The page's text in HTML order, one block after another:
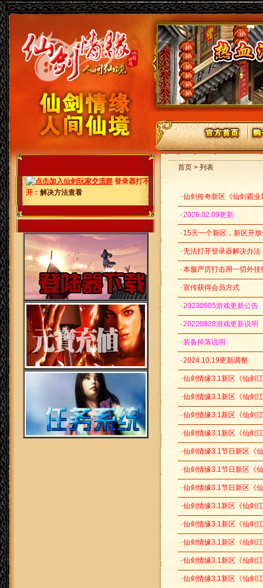
登录器打不
开： 解决方法查看
首页 > 列表
仙剑传奇新区《仙剑霸
2026.02.09更新
15天一个新区，新区开
无法打开登录器解决办法
本服严厉打击用一切外
宣传获得会员方式
20230505游戏更新公告
20220828游戏更新说明
装备掉落说明
2024.10.19更新调整
仙剑情缘3.1新区《仙剑
仙剑情缘3.1新区《仙剑
仙剑情缘3.1新区《仙剑
仙剑情缘3.1新区《仙剑
仙剑情缘3.1节日新区《
仙剑情缘3.1节日新区《
仙剑情缘3.1节日新区《
仙剑情缘3.1新区《仙剑
仙剑情缘3.1新区《仙剑
仙剑情缘3.1新区《仙剑
仙剑情缘3.1新区《仙剑
仙剑情缘3.1新区《仙剑